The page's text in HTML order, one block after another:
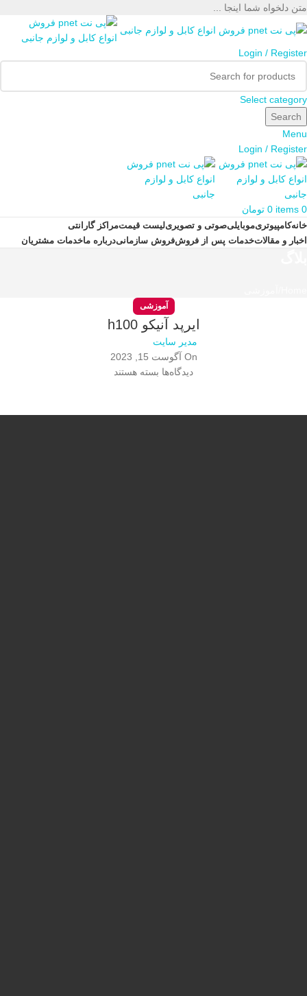
متن دلخواه شما اینجا ...
Login / Register
Select category
Search
Menu
Login / Register
0
items
0 تومان
خانهکامپیوتریموبایلیصوتی و تصویریلیست قیمتمراکز گارانتی
اخبار و مقالاتخدمات پس از فروشفروش سازمانیدرباره ماخدمات مشتریان
آموزشی
ایرپد آنیکو h100
مدیر سایت
On آگوست 15, 2023
دیدگاه‌ها بسته هستند